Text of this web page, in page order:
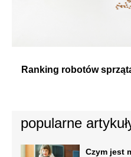
popularne
Czym jest
Ranking robotów